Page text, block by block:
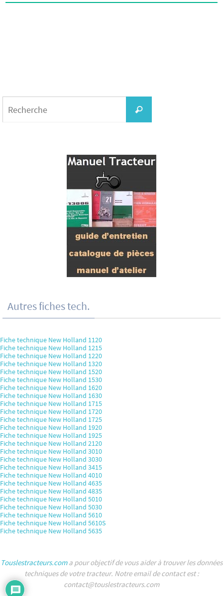
Recherche
Autres fiches tech.
Fiche technique New Holland 1120
Fiche technique New Holland 1215
Fiche technique New Holland 1220
Fiche technique New Holland 1320
Fiche technique New Holland 1520
Fiche technique New Holland 1530
Fiche technique New Holland 1620
Fiche technique New Holland 1630
Fiche technique New Holland 1715
Fiche technique New Holland 1720
Fiche technique New Holland 1725
Fiche technique New Holland 1920
Fiche technique New Holland 1925
Fiche technique New Holland 2120
Fiche technique New Holland 3010
Fiche technique New Holland 3030
Fiche technique New Holland 3415
Fiche technique New Holland 4010
Fiche technique New Holland 4635
Fiche technique New Holland 4835
Fiche technique New Holland 5010
Fiche technique New Holland 5030
Fiche technique New Holland 5610
Fiche technique New Holland 5610S
Fiche technique New Holland 5635
Touslestracteurs.coma pour objectif de vous aider à trouver les données
techniques de votre tracteur. Notre email de contact est :
contact@touslestracteurs.com